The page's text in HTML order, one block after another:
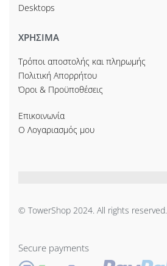
Desktops
ΧΡΗΣΙΜΑ
Τρόποι αποστολής και πληρωμής
Πολιτική Απορρήτου
Όροι & Προϋποθέσεις
Επικοινωνία
Ο Λογαριασμός μου
© TowerShop 2024. All rights reserved.
Secure payments